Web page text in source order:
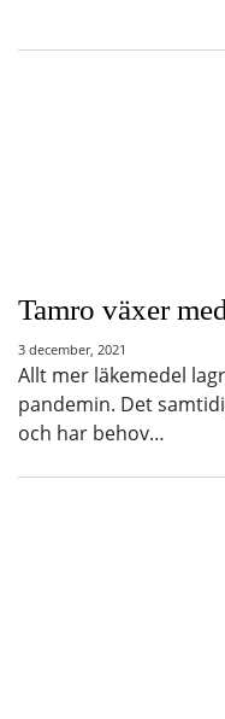
Tamro växer
3 december, 2021
Allt mer läkemedel
pandemin. Det
och har behov…